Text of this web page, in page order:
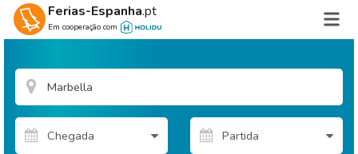
Ferias-Espanha.pt
Em cooperação com